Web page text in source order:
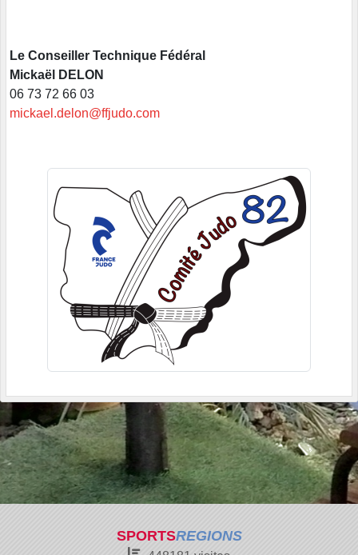
Le Conseiller Technique Fédéral
Mickaël DELON
06 73 72 66 03
mickael.delon@ffjudo.com
SPORTSREGIONS